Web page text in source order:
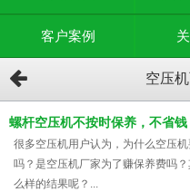
客户案例
空压
螺杆空压机不按时保养，不省钱
很多空压机​用户认为，为什么空压
吗？是空压机厂家为了赚保养费吗
么样的结果呢？...